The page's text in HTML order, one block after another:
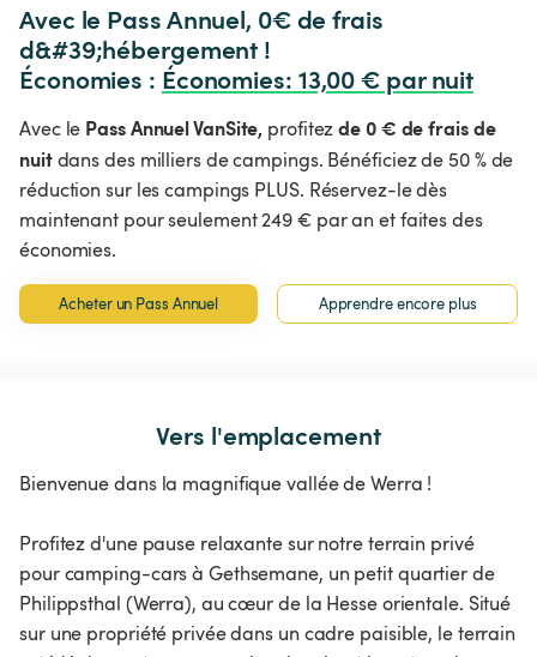
Avec le Pass Annuel, 0€ de frais
d&#39;hébergement !
Économies : Économies: 13,00 € par nuit
Avec le Pass Annuel VanSite, profitezde 0 € de frais de
nuitdans des milliers de campings. Bénéficiez de 50 % de
réduction sur les campings PLUS. Réservez-le dès
maintenant pour seulement 249 € par an et faites des
économies.
Acheter un Pass Annuel Apprendre encore plus
Vers l'emplacement
Bienvenue dans la magnifique vallée de Werra !
Profitez d'une pause relaxante sur notre terrain privé
pour camping-cars à Gethsemane, un petit quartier de
Philippsthal (Werra), au cœur de la Hesse orientale. Situé
sur une propriété privée dans un cadre paisible, le terrain